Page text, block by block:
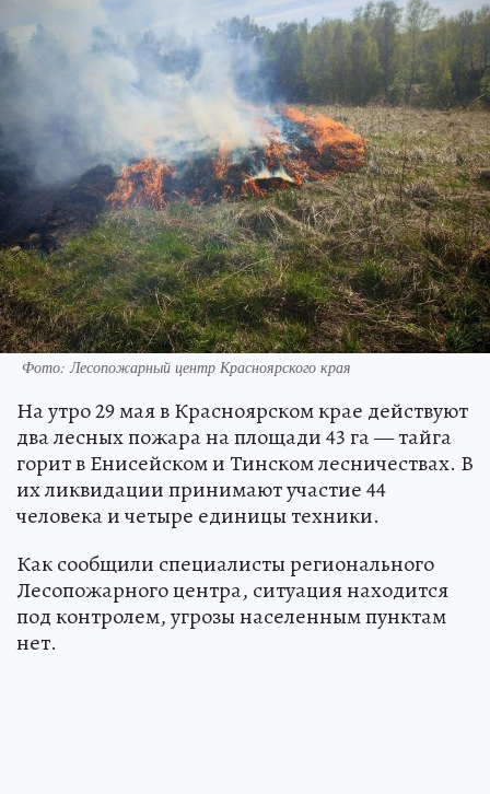
Фото: Лесопожарный центр Красноярского края
На утро 29 мая в Красноярском крае действуют
два лесных пожара на площади 43 га — тайга
горит в Енисейском и Тинском лесничествах. В
их ликвидации принимают участие 44
человека и четыре единицы техники.
Как сообщили специалисты регионального
Лесопожарного центра, ситуация находится
под контролем, угрозы населенным пунктам
нет.